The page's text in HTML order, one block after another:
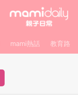
mami熱話 教育路